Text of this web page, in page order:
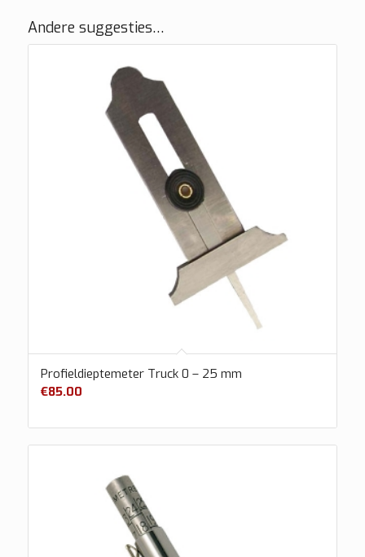
Andere suggesties…
Profieldieptemeter Truck 0 – 25 mm
€85.00